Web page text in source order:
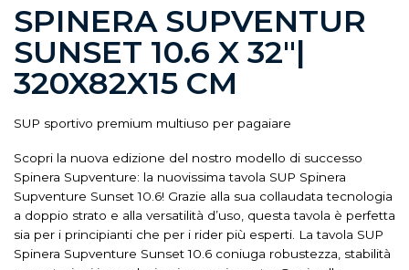
SPINERA SUPVENTUR
SUNSET 10.6 X 32″|
320X82X15 CM
SUP sportivo premium multiuso per pagaiare
Scopri la nuova edizione del nostro modello di successo
Spinera Supventure: la nuovissima tavola SUP Spinera
Supventure Sunset 10.6! Grazie alla sua collaudata tecnologia
a doppio strato e alla versatilità d’uso, questa tavola è perfetta
sia per i principianti che per i rider più esperti. La tavola SUP
Spinera Supventure Sunset 10.6 coniuga robustezza, stabilità